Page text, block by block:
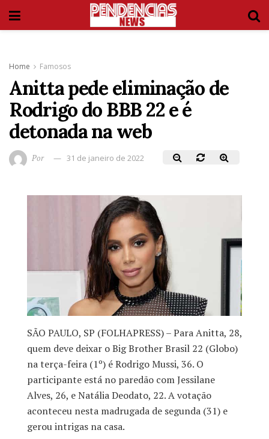
Home Famosos
Anitta pede eliminação de
Rodrigo do BBB 22 e é
detonada na web
Por 31 de janeiro de 2022
SÃO PAULO, SP (FOLHAPRESS) – Para Anitta, 28,
quem deve deixar o Big Brother Brasil 22 (Globo)
na terça-feira (1º) é Rodrigo Mussi, 36. O
participante está no paredão com Jessilane
Alves, 26, e Natália Deodato, 22. A votação
aconteceu nesta madrugada de segunda (31) e
gerou intrigas na casa.